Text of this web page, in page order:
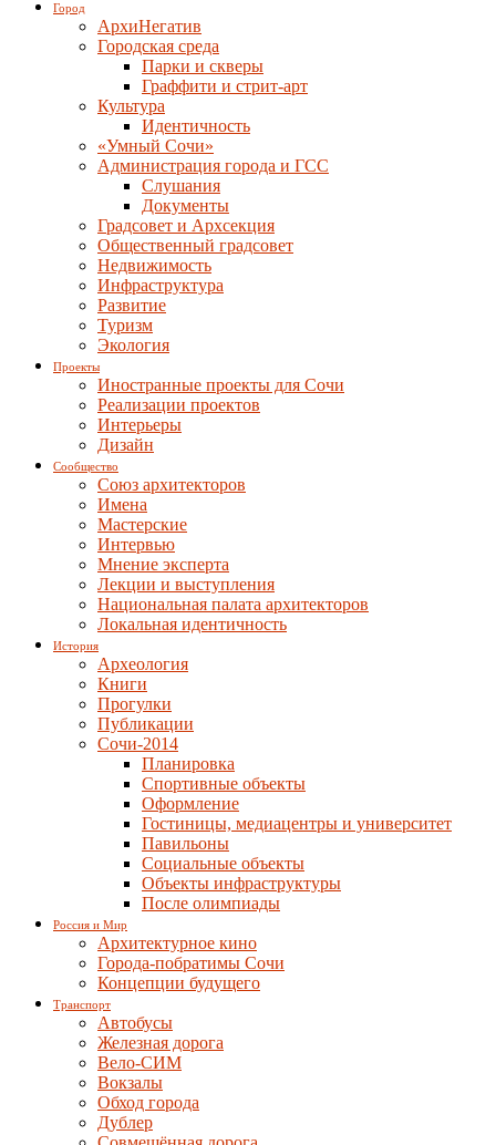
Город
АрхиНегатив
Городская среда
Парки и скверы
Граффити и стрит-арт
Культура
Идентичность
«Умный Сочи»
Администрация города и ГСС
Слушания
Документы
Градсовет и Архсекция
Общественный градсовет
Недвижимость
Инфраструктура
Развитие
Туризм
Экология
Проекты
Иностранные проекты для Сочи
Реализации проектов
Интерьеры
Дизайн
Сообщество
Союз архитекторов
Имена
Мастерские
Интервью
Мнение эксперта
Лекции и выступления
Национальная палата архитекторов
Локальная идентичность
История
Археология
Книги
Прогулки
Публикации
Сочи-2014
Планировка
Спортивные объекты
Оформление
Гостиницы, медиацентры и университет
Павильоны
Социальные объекты
Объекты инфраструктуры
После олимпиады
Россия и Мир
Архитектурное кино
Города-побратимы Сочи
Концепции будущего
Транспорт
Автобусы
Железная дорога
Вело-СИМ
Вокзалы
Обход города
Дублер